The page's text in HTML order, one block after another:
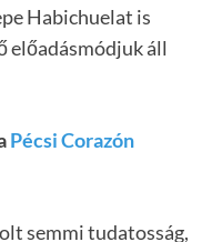
Habichuelat is
előadásmódjuk áll
Pécsi Corazón
semmi tudatosság,